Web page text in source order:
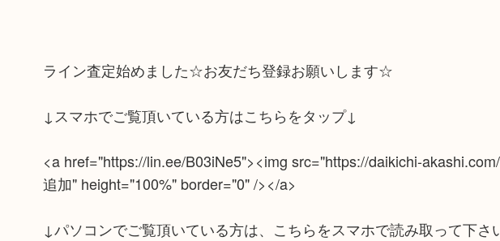
ライン査定始めました☆お友だち登録お願いします☆
↓スマホでご覧頂いている方はこちらをタップ↓
<a href="https://lin.ee/B03iNe5"><img src="https://daikichi-
追加" height="100%" border="0" /></a>
↓パソコンでご覧頂いている方は、こちらをスマホで読み取って下さ